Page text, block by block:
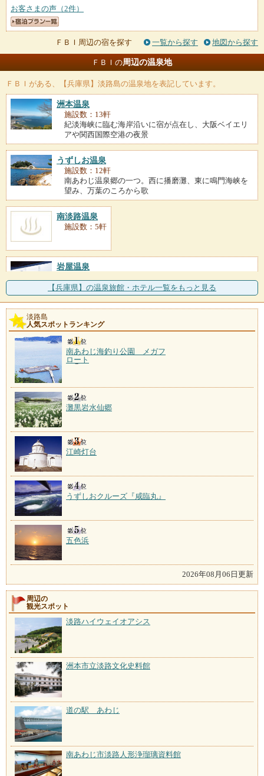
お客さまの声（2件）
ＦＢＩ周辺の宿を探す 一覧から探す 地図から探す
ＦＢＩの周辺の温泉地
ＦＢＩ がある、【兵庫県】淡路島の温泉地を表記しています。
洲本温泉
施設数：13軒
紀淡海峡に臨む海岸沿いに宿が点在し、大阪ベイエリ
アや関西国際空港の夜景
うずしお温泉
施設数：12軒
南あわじ温泉郷の一つ。西に播磨灘、東に鳴門海峡を
望み、万葉のころから歌
南淡路温泉
施設数：5軒
岩屋温泉
十数年前ボーリングに成功した温泉で、島内では老舗
格。岩屋大和島海岸の地
東浦花の湯
施設数：1軒
平成13年に開湯した温泉で、公共施設「東浦サンパー
ク」が湯元。併設施設
【兵庫県】の温泉旅館・ホテル一覧をもっと見る
淡路島
人気スポットランキング
南あわじ海釣り公園 メガフ
ロート
灘黒岩水仙郷
江崎灯台
うずしおクルーズ『咸臨丸』
五色浜
2026年08月06日更新
周辺の
観光スポット
淡路ハイウェイオアシス
洲本市立淡路文化史料館
道の駅 あわじ
南あわじ市淡路人形浄瑠璃資料館